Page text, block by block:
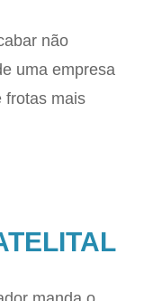
não
uma empresa
frotas mais